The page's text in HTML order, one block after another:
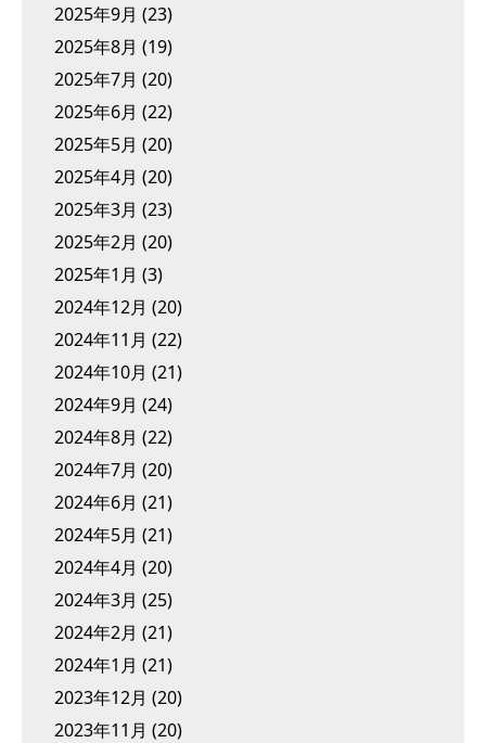
2025年9月 (23)
2025年8月 (19)
2025年7月 (20)
2025年6月 (22)
2025年5月 (20)
2025年4月 (20)
2025年3月 (23)
2025年2月 (20)
2025年1月 (3)
2024年12月 (20)
2024年11月 (22)
2024年10月 (21)
2024年9月 (24)
2024年8月 (22)
2024年7月 (20)
2024年6月 (21)
2024年5月 (21)
2024年4月 (20)
2024年3月 (25)
2024年2月 (21)
2024年1月 (21)
2023年12月 (20)
2023年11月 (20)